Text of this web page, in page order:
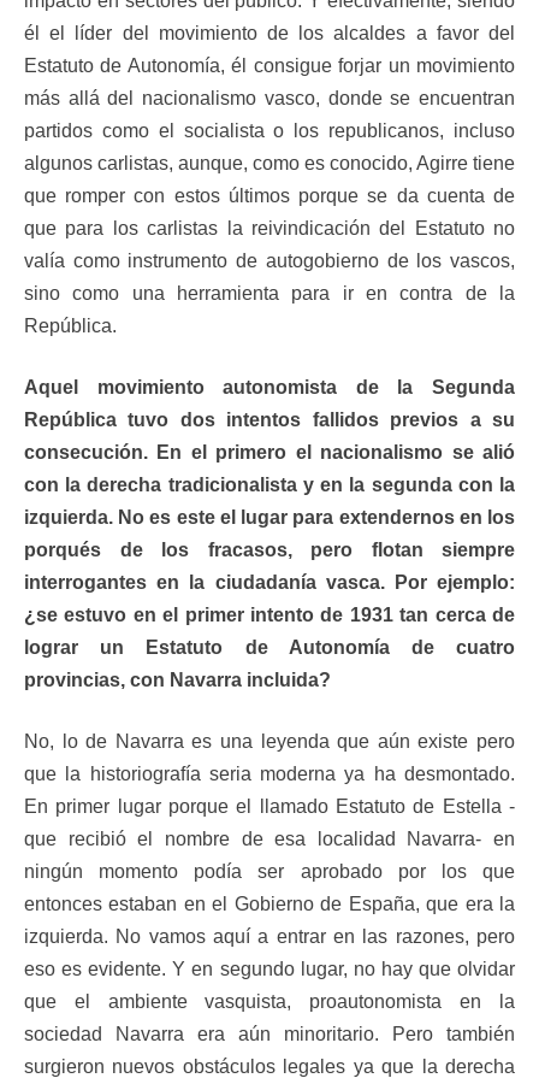
él el líder del movimiento de los alcaldes a favor del
Estatuto de Autonomía, él consigue forjar un movimiento
más allá del nacionalismo vasco, donde se encuentran
partidos como el socialista o los republicanos, incluso
algunos carlistas, aunque, como es conocido, Agirre tiene
que romper con estos últimos porque se da cuenta de
que para los carlistas la reivindicación del Estatuto no
valía como instrumento de autogobierno de los vascos,
sino como una herramienta para ir en contra de la
República.
Aquel movimiento autonomista de la Segunda
República tuvo dos intentos fallidos previos a su
consecución. En el primero el nacionalismo se alió
con la derecha tradicionalista y en la segunda con la
izquierda. No es este el lugar para extendernos en los
porqués de los fracasos, pero flotan siempre
interrogantes en la ciudadanía vasca. Por ejemplo:
¿se estuvo en el primer intento de 1931 tan cerca de
lograr un Estatuto de Autonomía de cuatro
provincias, con Navarra incluida?
No, lo de Navarra es una leyenda que aún existe pero
que la historiografía seria moderna ya ha desmontado.
En primer lugar porque el llamado Estatuto de Estella -
que recibió el nombre de esa localidad Navarra- en
ningún momento podía ser aprobado por los que
entonces estaban en el Gobierno de España, que era la
izquierda. No vamos aquí a entrar en las razones, pero
eso es evidente. Y en segundo lugar, no hay que olvidar
que el ambiente vasquista, proautonomista en la
sociedad Navarra era aún minoritario. Pero también
surgieron nuevos obstáculos legales ya que la derecha